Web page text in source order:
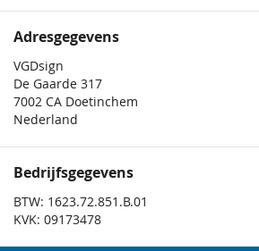
Adresgegevens
VGDsign
De Gaarde 317
7002 CA Doetinchem
Nederland
Bedrijfsgegevens
BTW: 1623.72.851.B.01
KVK: 09173478